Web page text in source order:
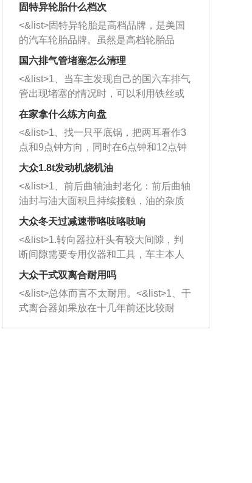
固特异轮胎什么档次
<&list>固特异轮胎是高档品牌，是美国
的汽车轮胎品牌。虽然是高档轮胎品
牌，但是中高低端的轮胎都有生产，这
也是为了更好的开拓市场。
国六排气管堵塞怎么清理
<&list>1、当车主发现自己的国六车排气
管出现堵塞的情况时，可以利用铁丝或
者是细棍，直接将杂物给取出来，如果
堵塞情况比较严重，也可以采取应急措
施。 <&list>2、直接利用木棍将所有的
杂物推到排气管里面的位置处，然后将
三元催化器拆解开，就可以将堵塞的东
西取出来。但如果是因为积碳过多引起
的堵塞，就需要将三元催化器泡在草酸
洗剂对堵塞的情况得到解决，将清洗剂
放在燃油箱中，与燃油混合后，车辆启
动时，就可以和汽油一起进入到燃烧
室，最后形成废气排出，就可以让三元
催化器得到清洗，排气管堵塞的情况就
能够得到解决。
在家拿什么练方向盘
<&list>1、找一只平底锅，把两耳看作3
点和9点钟方向，同时在6点钟和12点钟
方向做一个标记。 <&list>2、双手握住
一圈半的练习，往右同样也要打相同的
圈数。 <&list>3、最后强调要反复练
习，这样就可以形成肌肉记忆，在真实
驾驶车辆时，不需要记忆也能打好方
向。
大众1.8t发动机烧机油
<&list>1、前后曲轴油封老化：前后曲轴
油封与油大面积且持续接触，油的杂质
和发动机内持续温度变化使其密封效果
逐渐减弱，导致渗油或漏油。<&list>2、
活塞间隙过大：积碳会使活塞环与缸体
的间隙扩大，导致机油流入燃烧室中，
造成烧机油。<&list>3、机油粘度。使用
机油粘度过小的话，同样会有烧机油现
象，机油粘度过小具有很好的流动性，
大众冬天过减速带咯吱咯吱响
<&list>1.转向器拉杆头有较大间隙，判
断间隙需要专用仪器和工具，车主本人
无法制作，需要将车辆送到修理厂或4s
店；<&list>2.车辆半轴套管防尘罩破
裂，破裂后会出现漏油现象，使半轴磨
损严重，磨损的半轴容易损坏，产生异
响；<&list>3.稳定器的转向胶套和球头
大众干式双离合耐用吗
<&list>总体而言不太耐用。<&list>1、干
式离合器如果放在十几年前还比较耐